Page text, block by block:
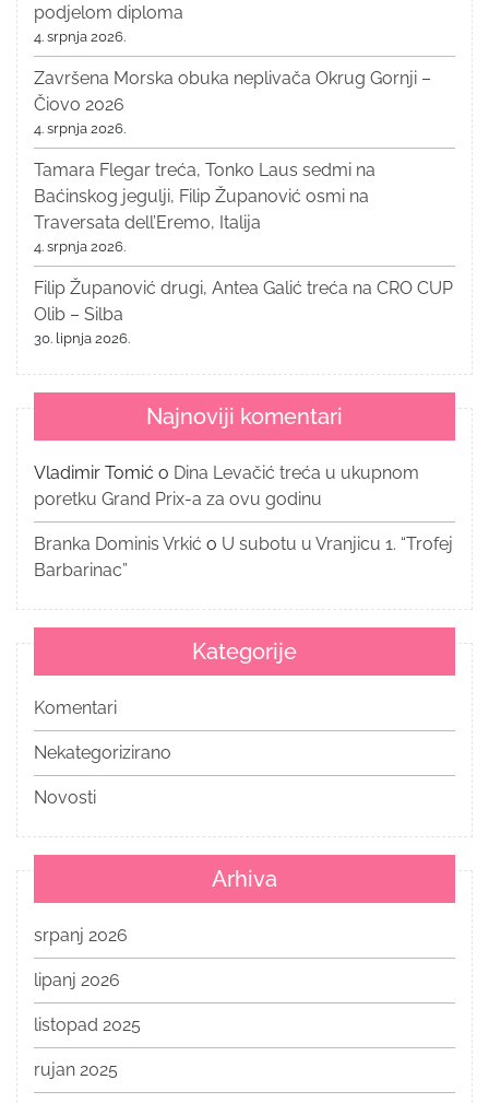
podjelom diploma
4. srpnja 2026.
Završena Morska obuka neplivača Okrug Gornji –
Čiovo 2026
4. srpnja 2026.
Tamara Flegar treća, Tonko Laus sedmi na
Baćinskog jegulji, Filip Županović osmi na
Traversata dell’Eremo, Italija
4. srpnja 2026.
Filip Županović drugi, Antea Galić treća na CRO CUP
Olib – Silba
30. lipnja 2026.
Najnoviji komentari
Vladimir Tomić o Dina Levačić treća u ukupnom
poretku Grand Prix-a za ovu godinu
Branka Dominis Vrkić o U subotu u Vranjicu 1. “Trofej
Barbarinac”
Kategorije
Komentari
Nekategorizirano
Novosti
Arhiva
srpanj 2026
lipanj 2026
listopad 2025
rujan 2025